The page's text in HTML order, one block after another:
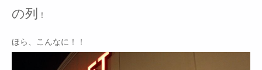
の列
！
ほら、こんなに！！